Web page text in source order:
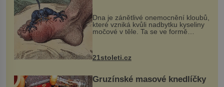
„nemoci králů“
Dna je zánětlivé onemocnění kloubů,
které vzniká kvůli nadbytku kyseliny
močové v těle. Ta se ve formě
nohou, a způsobuje bole...
21stoleti.cz
Gruzínské masové knedlíčky